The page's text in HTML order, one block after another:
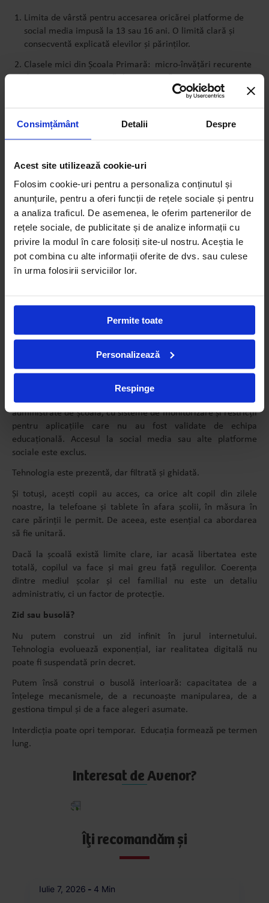
Consimțământ Detalii Despre
Acest site utilizează cookie-uri
Folosim cookie-uri pentru a personaliza conținutul și
anunțurile, pentru a oferi funcții de rețele sociale și pentru
a analiza traficul. De asemenea, le oferim partenerilor de
rețele sociale, de publicitate și de analize informații cu
privire la modul în care folosiți site-ul nostru. Aceștia le
pot combina cu alte informații oferite de dvs. sau culese
în urma folosirii serviciilor lor.
Permite toate
Personalizează
Respinge
Limita de vârstă pentru accesarea oricărei platforme de
social media impusă la 13 sau 16 ani. O limită clară și
consecventă explicată elevilor și părinților.
Clasele mici din Școala Primară: micro-învățări recurente
înțelesul copiilor despre public vs. privat, reclame
Gimnaziu (TIC și dirigenție): modul dedicat alfabetizării
media (Media literacy) despre setările de confidențialitate,
comportament adecvat online cu focus pe studii reale de
Gimnaziu (celelalte discipline): integrare punctuală, unde
se potrivește – persuasiune la română / limbi străine,
despre propagandă la istorie, somn și stres la biologie,
responsabilitate civică la educație socială cu trimiteri
directe la cazuri despre folosirea social media atât în sens
pozitiv dar și nociv.
Responsabilitate comună: școală și familie
La Avenor, elevii nu folosesc telefoanele în timpul
programului. Dacă le aduc, le lasă la intrare, într-un dulap
special amenajat. Este o regulă aplicată consecvent și clar
până la 16 ani (clasa a 11) În timpul zilei folosesc iPad-uri
administrate de școală, cu sisteme de monitorizare și restricții
pentru aplicațiile care nu au fost validate de echipa
educațională. Accesul la social media sau alte platforme
sociale este exclus.
Tehnologia este prezentă, dar filtrată și ghidată.
Și totuși, acești copii au acces, ca orice alt copil din zilele
noastre, la telefoane și tablete în afara școlii, în măsura în
care părinții le permit. De aceea, este esențial ca abordarea
să fie unitară.
Dacă la școală există limite clare, iar acasă libertatea este
totală, copilul va face și mai greu față regulilor. Coerența
dintre mediul școlar și cel familial nu este un detaliu
administrativ, ci un factor de protecție.
Zid sau busolă?
Nu putem construi un zid infinit în jurul internetului.
Tehnologia evoluează exponențial, iar realitatea digitală nu
poate fi suspendată prin decret.
Putem însă construi o busolă interioară: capacitatea de a
înțelege mecanismele, de a recunoaște manipularea, de a
gestiona timpul și de a face alegeri asumate.
Interdicția poate opri temporar. Educația formează pe termen
lung.
Interesat de Avenor?
Aplică
Îți recomandăm și
Iulie 7, 2026 - 4 Min